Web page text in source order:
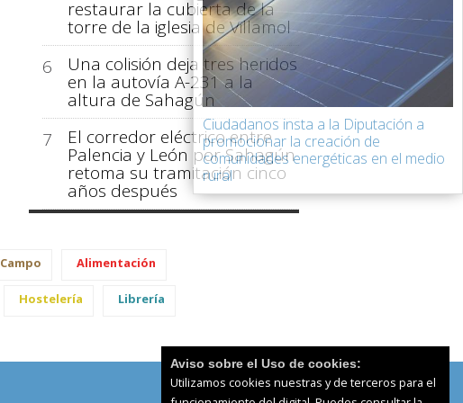
restaurar la cubierta de la
torre de la iglesia de Villamol
6
Una colisión deja tres heridos
en la autovía A-231 a la
altura de Sahagún
7
El corredor eléctrico entre
Palencia y León por Sahagún
retoma su tramitación cinco
años después
Ciudadanos insta a la Diputación a
promocionar la creación de
comunidades energéticas en el medio
rural
Campo Alimentación
Hostelería Librería
Aviso sobre el Uso de cookies:
Utilizamos cookies nuestras y de terceros para el